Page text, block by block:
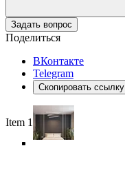
Задать вопрос
Поделиться
ВКонтакте
Telegram
Скопировать ссылку
Item 1 of 6